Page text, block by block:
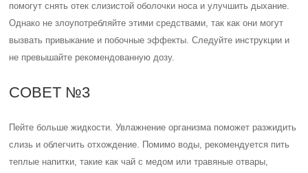
помогут снять отек слизистой оболочки носа и улучшить дыхание.
Однако не злоупотребляйте этими средствами, так как они могут
вызвать привыкание и побочные эффекты. Следуйте инструкции и
не превышайте рекомендованную дозу.
СОВЕТ №3
Пейте больше жидкости. Увлажнение организма поможет разжидить
слизь и облегчить отхождение. Помимо воды, рекомендуется пить
теплые напитки, такие как чай с медом или травяные отвары,